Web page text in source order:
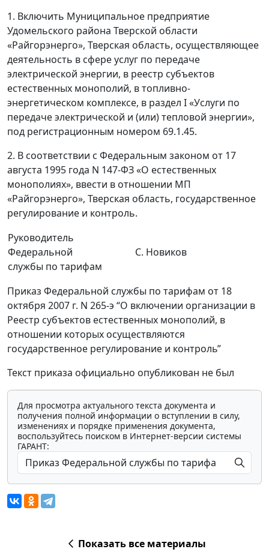
1. Включить Муниципальное предприятие
Удомельского района Тверской области
«Райгорэнерго», Тверская область, осуществляющее
деятельность в сфере услуг по передаче
электрической энергии, в реестр субъектов
естественных монополий, в топливно-
энергетическом комплексе, в раздел I «Услуги по
передаче электрической и (или) тепловой энергии»,
под регистрационным номером 69.1.45.
2. В соответствии с Федеральным законом от 17
августа 1995 года N 147-ФЗ «О естественных
монополиях», ввести в отношении МП
«Райгорэнерго», Тверская область, государственное
регулирование и контроль.
Руководитель
Федеральной
службы по тарифам
С. Новиков
Приказ Федеральной службы по тарифам от 18
октября 2007 г. N 265-э “О включении организации в
Реестр субъектов естественных монополий, в
отношении которых осуществляются
государственное регулирование и контроль”
Текст приказа официально опубликован не был
Для просмотра актуального текста документа и
получения полной информации о вступлении в силу,
изменениях и порядке применения документа,
воспользуйтесь поиском в Интернет-версии системы
ГАРАНТ:
Показать все материалы